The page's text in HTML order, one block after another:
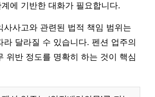
에 기반한 대화가 필요합니다.
사사고와 관련된 법적 책임 범위는
라 달라질 수 있습니다. 펜션 업주의
위반 정도를 명확히 하는 것이 핵심